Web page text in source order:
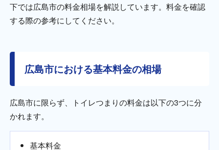
下では広島市の料金相場を解説しています。料金を確認
する際の参考にしてください。
広島市における基本料金の相場
広島市に限らず、トイレつまりの料金は以下の3つに分
かれます。
基本料金